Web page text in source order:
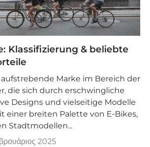
Klassifizierung & beliebte
Marke im Bereich der
die sich durch erschwingliche
Designs und vielseitige Modelle
einer breiten Palette von E-Bikes,
Stadtmodellen...
2025